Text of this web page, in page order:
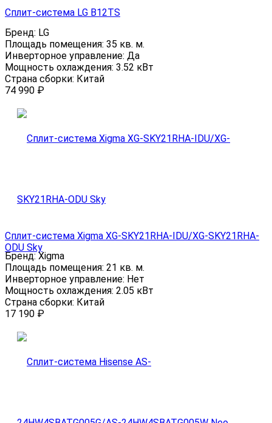
Сплит-система LG B12TS
Бренд: LG
Площадь помещения: 35 кв. м.
Инверторное управление: Да
Мощность охлаждения: 3.52 кВт
Страна сборки: Китай
74 990 ₽
Сплит-система Xigma XG-SKY21RHA-IDU/XG-SKY21RHA-
ODU Sky
Бренд:Xigma
Площадь помещения: 21 кв. м.
Инверторное управление: Нет
Мощность охлаждения: 2.05 кВт
Страна сборки: Китай
17 190 ₽